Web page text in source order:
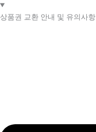
상품권 교환 안내 및 유의사항